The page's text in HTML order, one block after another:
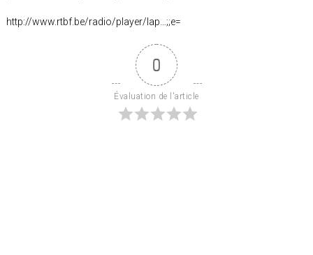
http://www.rtbf.be/radio/player/lap…;;e=
0
Évaluation de l'article